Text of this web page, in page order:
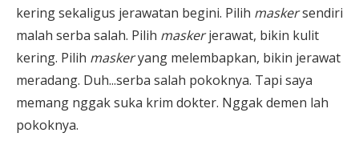
kering sekaligus jerawatan begini. Pilih maskersendiri
malah serba salah. Pilih maskerjerawat, bikin kulit
kering. Pilih maskeryang melembapkan, bikin jerawat
meradang. Duh...serba salah pokoknya. Tapi saya
memang nggak suka krim dokter. Nggak demen lah
pokoknya.